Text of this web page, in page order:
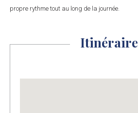
propre rythme tout au long de la journée.
Itinéraire